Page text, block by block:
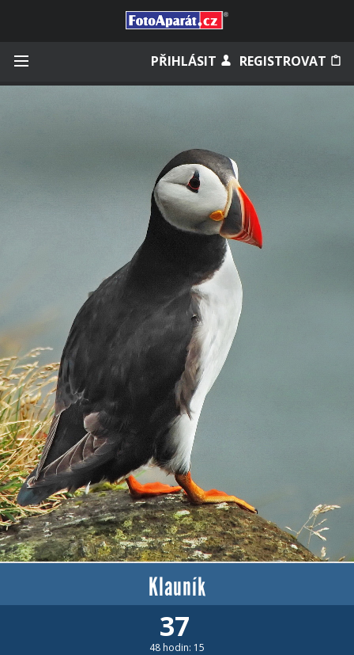
PŘIHLÁSIT REGISTROVAT
Zapomněli jste heslo?
Měli jste účet na starém webu?
Klauník
37
48 hodin: 15